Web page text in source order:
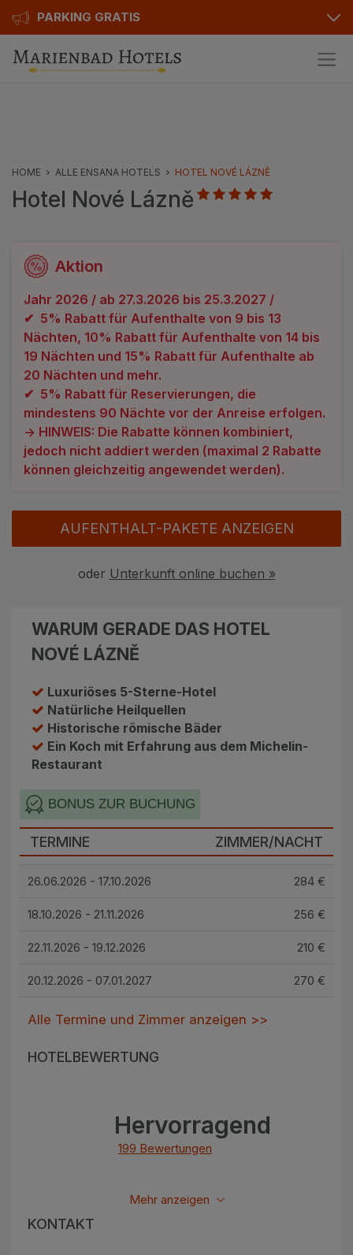
PARKING GRATIS
Bewertungen
Karte
Kontakt
Hotels
Alle Hotels
Kurhotels
Golfhotels
Ensana Hotels
Angebote
Geschenkgutscheine
Bonusse
Sonderangebot
Kontakt
Über uns
FAQ
HOME ALLE ENSANA HOTELS HOTEL NOVÉ LÁZNĚ
Hotel Nové Lázně
Aktion
Jahr 2026 / ab 27.3.2026 bis 25.3.2027 /
✔ 5% Rabatt für Aufenthalte von 9 bis 13
Nächten, 10% Rabatt für Aufenthalte von 14 bis
19 Nächten und 15% Rabatt für Aufenthalte ab
20 Nächten und mehr.
✔ 5% Rabatt für Reservierungen, die
mindestens 90 Nächte vor der Anreise erfolgen.
-> HINWEIS: Die Rabatte können kombiniert,
jedoch nicht addiert werden (maximal 2 Rabatte
können gleichzeitig angewendet werden).
AUFENTHALT-PAKETE ANZEIGEN
oder Unterkunft online buchen »
WARUM GERADE DAS HOTEL
NOVÉ LÁZNĚ
Luxuriöses 5-Sterne-Hotel
Natürliche Heilquellen
Historische römische Bäder
Ein Koch mit Erfahrung aus dem Michelin-
Restaurant
BONUS ZUR BUCHUNG
TERMINE ZIMMER/NACHT
26.06.2026 - 17.10.2026 284 €
18.10.2026 - 21.11.2026 256 €
22.11.2026 - 19.12.2026 210 €
20.12.2026 - 07.01.2027 270 €
Alle Termine und Zimmer anzeigen >>
HOTELBEWERTUNG
Hervorragend
199 Bewertungen
Alle bewertungen anzeigen
Mehr anzeigen
KONTAKT